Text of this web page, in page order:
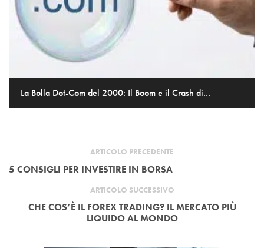
La Bolla Dot-Com del 2000: Il Boom e il Crash di...
ARTICOLO PRECEDENTE
5 CONSIGLI PER INVESTIRE IN BORSA
ARTICOLO SUCCESSIVO
CHE COS’È IL FOREX TRADING? IL MERCATO PIÙ
LIQUIDO AL MONDO